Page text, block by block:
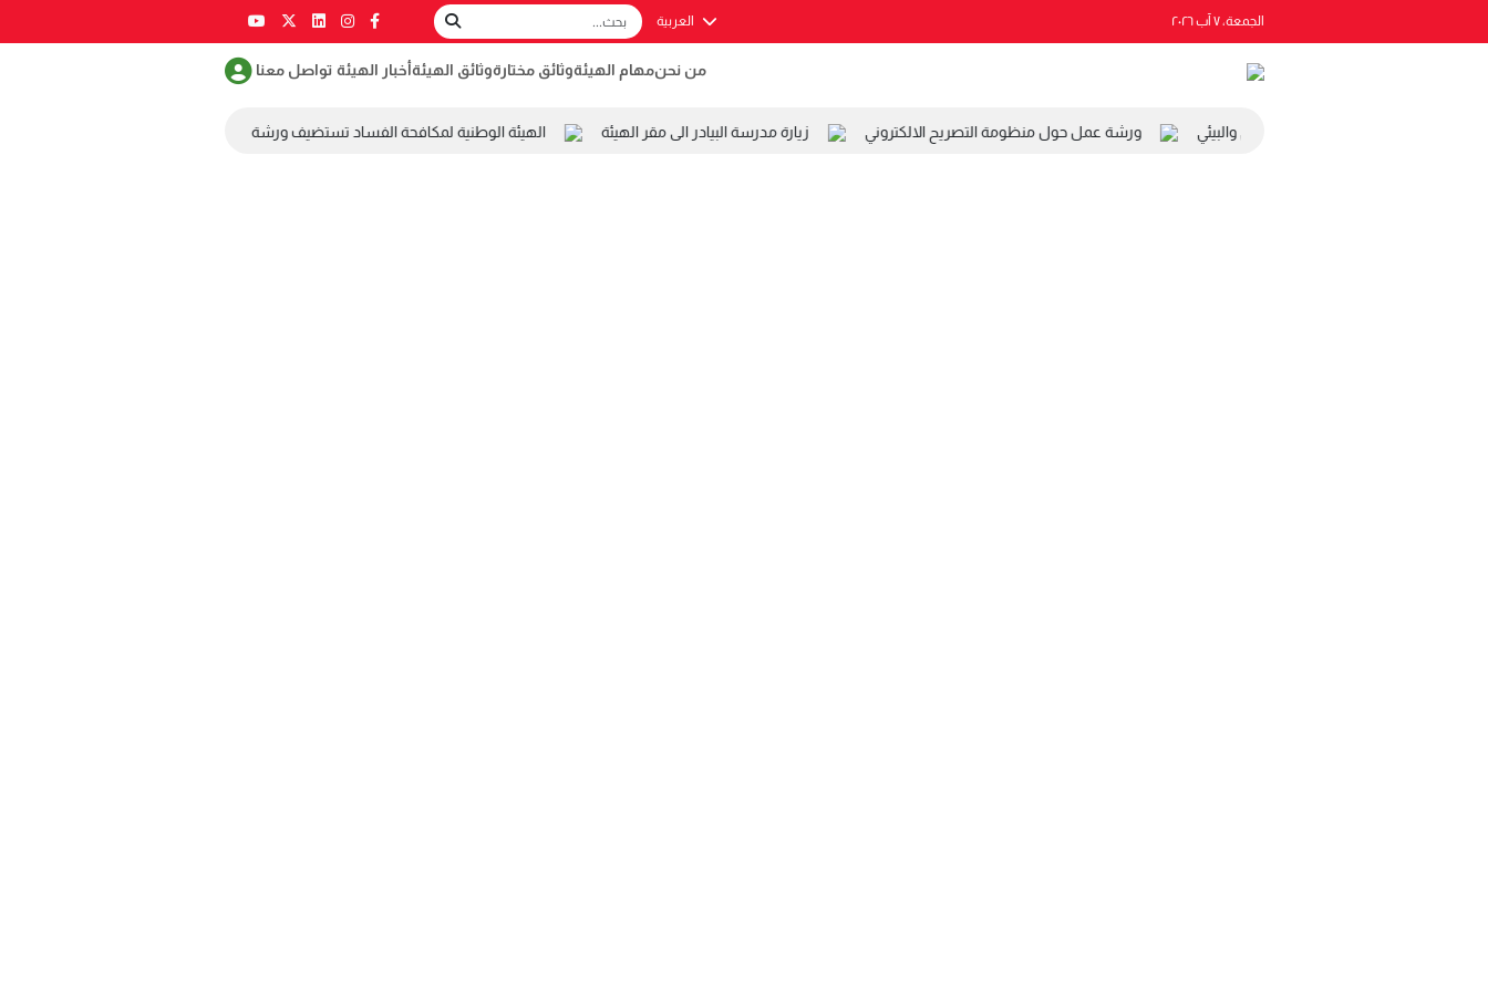
الجمعة، ٧ آب ٢٠٢٦ العربية
من نحنمهام الهيئةوثائق مختارةوثائق الهيئةأخبار الهيئة تواصل معنا
رئيس المجلس الاقتصادي والاجتماعي والبيئي ورشة عمل حول منظومة التصريح الالكتروني زيارة مدرسة البيادر الى مقر الهيئة الهيئة الوطنية لمكافحة الفساد تستضيف ورشة عمل ضمن مسابقة طلابية لمكافحة